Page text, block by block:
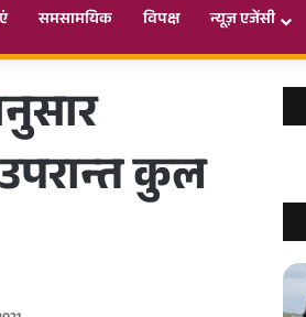
समसामयिक विपक्ष न्यूज़ एजेंसी
कुल